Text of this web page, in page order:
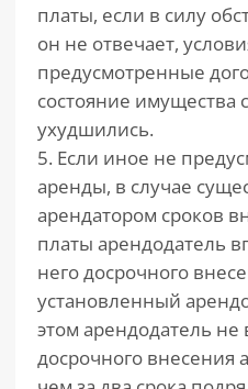
платы, если в силу
он не отвечает,
предусмотренные
состояние имущества
ухудшились.
5. Если иное не
аренды, в случае
арендатором сроков
платы арендодатель
него досрочного
установленный
этом арендодатель не
досрочного внесения